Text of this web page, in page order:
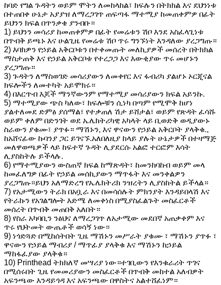
ከባድ የግል ጉዳትን ወይም ሞትን ለመከላከል፣ ክፍሉን በትክክል እና ደህንነቱ
በተጠበቀ ሁኔታ አያያዝ ለማረጋገጥ ጠፍጣፋ ማተሚያ ከመጠቀምዎ በፊት
ይህንን ክፍል በጥንቃቄ ያንብቡ።
1) ይህንን መሳሪያ ከመጠቀምዎ በፊት የመሬቱን ሽቦ እንደ አስፈላጊነቱ
በጥብቅ ይጫኑ እና ሁልጊዜ የመሬቱ ሽቦ ጥሩ ግንኙነት እንዳለው ያረጋግጡ።
2) እባክዎን የኃይል አቅርቦቱን በተቀመጡት መለኪያዎች መሰረት በትክክል
ማስታጠቅ እና የኃይል አቅርቦቱ የተረጋጋ እና እውቂያው ጥሩ መሆኑን
ያረጋግጡ።
3) ጉዳትን ለማስወገድ መሳሪያውን ለመቀየር እና ፋብሪካ ያልሆኑ ኦርጂናል
ክፍሎችን ለመተካት አይሞክሩ።
4) በእርጥብ እጆች ማንኛውንም የማተሚያ መሳሪያውን ክፍል አይንኩ.
5) ማተሚያው ጭስ ካለው፣ ክፍሎቹን ሲነካ በጣም የሚሞቅ ከሆነ
ያልተለመደ ድምፅ ያሰማል፣ የተቃጠለ ሽታ ይሸታል፣ ወይም የጽዳት ፈሳሹ
ወይም ቀለም በድንገት ወደ ኤሌክትሪካዊ አካላት ላይ ቢወድቅ ወዲያውኑ
ስራውን ያቁሙ፣ ያጥፉ። ማሽኑን, እና ዋናውን የኃይል አቅርቦት ያላቅቁ.,
ከአሸናፊው ኩባንያ ጋር ይገናኙ.አለበለዚያ ከላይ ያሉት ሁኔታዎች በተዛማጅ
መለዋወጫዎች ላይ ከፍተኛ ጉዳት ሊያደርሱ አልፎ ተርፎም እሳት
ሊያስከትሉ ይችላሉ.
6) የማተሚያውን ውስጠኛ ክፍል ከማጽዳት፣ ከመንከባከብ ወይም መላ
ከመፈለግዎ በፊት የኃይል መሰኪያውን ማጥፋት እና መንቀልዎን
ያረጋግጡ።ይህን አለማድረግ የኤሌክትሪክ ንዝረትን ሊያስከትል ይችላል።
7) የአታሚውን ትራክ በአቧራ እና በመሳሰሉት ምክንያት እንዳይበላሽ እና
የትራኩን የአገልግሎት እድሜ ለመቀነስ በሚያስፈልጉት መስፈርቶች
መሰረት በጥብቅ መጠበቅ አለበት።
8) የስራ አካባቢን ንፅህና ለማረጋገጥ ለአታሚው መደበኛ አጠቃቀም እና
ጥሩ የህትመት ውጤቶች ወሳኝ ነው።
9) ነጎድጓድ በሚከሰትበት ጊዜ ማሽኑን መሥራት ያቁሙ ፣ ማሽኑን ያጥፉ ፣
ዋናውን የኃይል ማብሪያ / ማጥፊያ ያላቅቁ እና ማሽኑን ከኃይል
ማከፋፈያው ያላቅቁ።
10) Printhead ትክክለኛ መሣሪያ ነው።ተገቢውን የእንቁራሪት ጥገና
በሚሰሩበት ጊዜ የመመሪያውን መስፈርቶች በጥብቅ መከተል አለብዎት
አፍንጫው እንዳይጎዳ እና አፍንጫው በዋስትና አልተሸፈነም።